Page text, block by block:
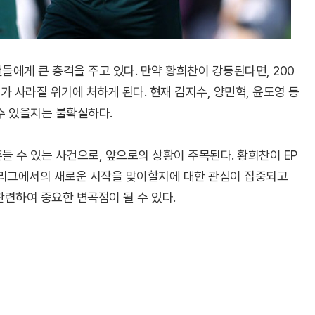
에게 큰 충격을 주고 있다. 만약 황희찬이 강등된다면, 200
사라질 위기에 처하게 된다. 현재 김지수, 양민혁, 윤도영 등
있을지는 불확실하다.
수 있는 사건으로, 앞으로의 상황이 주목된다. 황희찬이 EP
에서의 새로운 시작을 맞이할지에 대한 관심이 집중되고
하여 중요한 변곡점이 될 수 있다.